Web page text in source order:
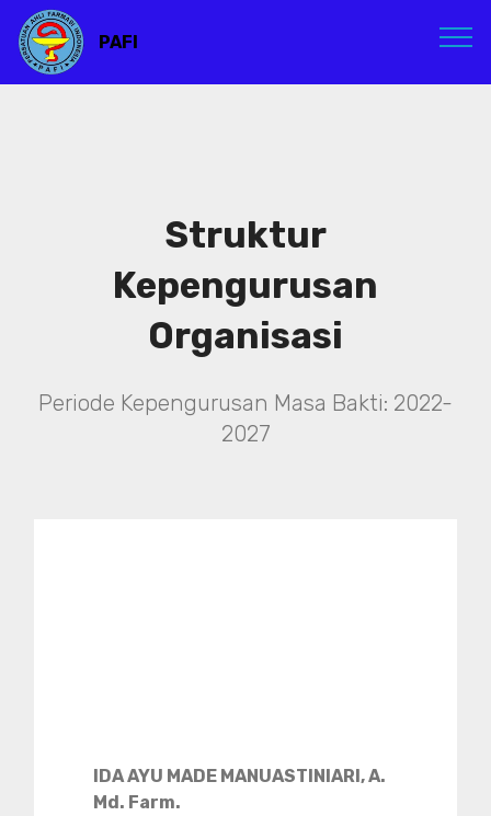
PAFI
Struktur
Kepengurusan
Organisasi
Periode Kepengurusan Masa Bakti: 2022-
2027
IDA AYU MADE MANUASTINIARI, A.
Md. Farm.